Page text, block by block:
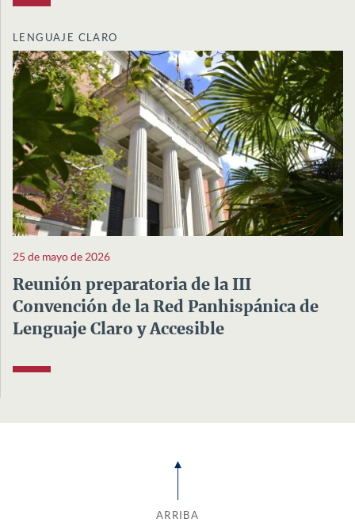
LENGUAJE CLARO
25 de mayo de 2026
Reunión preparatoria de la III
Convención de la Red Panhispánica de
Lenguaje Claro y Accesible
ARRIBA